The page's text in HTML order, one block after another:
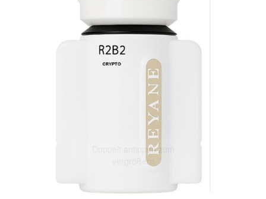
Doppelt antippen zum
vergrößern